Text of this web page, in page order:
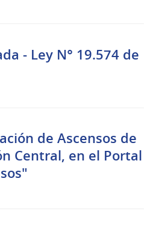
- Ley N° 19.574 de
de Ascensos de
Central, en el Portal